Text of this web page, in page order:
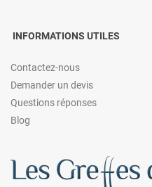
INFORMATIONS UTILES
Contactez-nous
Demander un devis
Questions réponses
Blog